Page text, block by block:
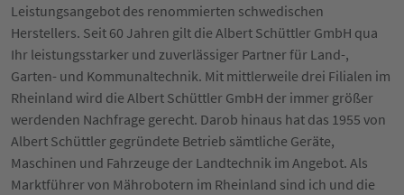
Leistungsangebot des renommierten schwedischen
Herstellers. Seit 60 Jahren gilt die Albert Schüttler GmbH qua
Ihr leistungsstarker und zuverlässiger Partner für Land-,
Garten- und Kommunaltechnik. Mit mittlerweile drei Filialen im
Rheinland wird die Albert Schüttler GmbH der immer größer
werdenden Nachfrage gerecht. Darob hinaus hat das 1955 von
Albert Schüttler gegründete Betrieb sämtliche Geräte,
Maschinen und Fahrzeuge der Landtechnik im Angebot. Als
Marktführer von Mährobotern im Rheinland sind ich und die